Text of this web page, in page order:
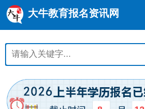
大牛教育报名资讯网